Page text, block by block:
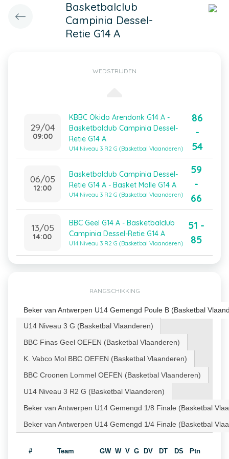
Basketbalclub
Campinia Dessel-
Retie G14 A
WEDSTRIJDEN
29/04
09:00
KBBC Okido Arendonk G14 A -
Basketbalclub Campinia Dessel-
Retie G14 A
U14 Niveau 3 R2 G (Basketbal Vlaanderen)
86
-
54
06/05
12:00
Basketbalclub Campinia Dessel-
Retie G14 A - Basket Malle G14 A
U14 Niveau 3 R2 G (Basketbal Vlaanderen)
59
-
66
13/05
14:00
BBC Geel G14 A - Basketbalclub
Campinia Dessel-Retie G14 A
U14 Niveau 3 R2 G (Basketbal Vlaanderen)
51 -
85
RANGSCHIKKING
Beker van Antwerpen U14 Gemengd Poule B (Basketbal
U14 Niveau 3 G (Basketbal Vlaanderen)
BBC Finas Geel OEFEN (Basketbal Vlaanderen)
K. Vabco Mol BBC OEFEN (Basketbal Vlaanderen)
BBC Croonen Lommel OEFEN (Basketbal Vlaanderen)
U14 Niveau 3 R2 G (Basketbal Vlaanderen)
Beker van Antwerpen U14 Gemengd 1/8 Finale (Basketbal
Beker van Antwerpen U14 Gemengd 1/4 Finale (Basketbal
# Team GW W V G DV DT DS Ptn